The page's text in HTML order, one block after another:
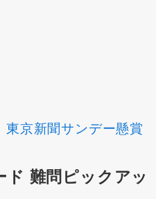
東京新聞サンデー懸賞
ド 難問ピックアッ